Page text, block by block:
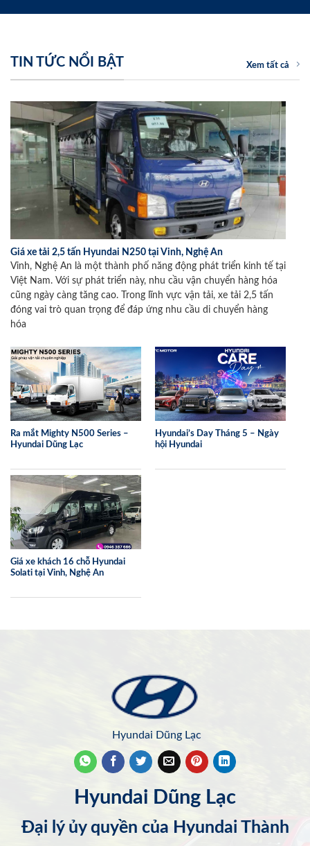
TIN TỨC NỔI BẬT Xem tất cả
Giá xe tải 2,5 tấn Hyundai N250 tại Vinh, Nghệ An
Vinh, Nghệ An là một thành phố năng động phát triển kinh tế tại
Việt Nam. Với sự phát triển này, nhu cầu vận chuyển hàng hóa
cũng ngày càng tăng cao. Trong lĩnh vực vận tải, xe tải 2,5 tấn
đóng vai trò quan trọng để đáp ứng nhu cầu di chuyển hàng
hóa
Ra mắt Mighty N500 Series –
Hyundai Dũng Lạc
Hyundai’s Day Tháng 5 – Ngày
hội Hyundai
Giá xe khách 16 chỗ Hyundai
Solati tại Vinh, Nghệ An
Hyundai Dũng Lạc
Hyundai Dũng Lạc
Đại lý ủy quyền của Hyundai Thành